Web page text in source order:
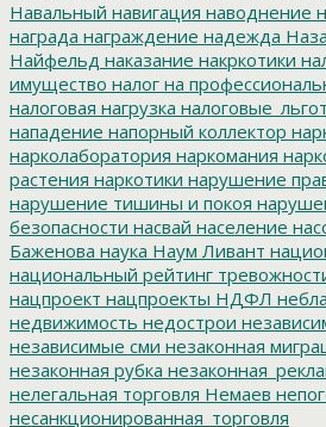
Навальный навигация наводнение
награда награждение надежда
Найфельд наказание накркотики
имущество налог на
налоговая нагрузка
нападение напорный коллектор
нарколаборатория наркомания
растения наркотики нарушение
нарушение тишины и покоя
безопасности насвай население
Баженова наука Наум Ливант
национальный рейтинг
нацпроект нацпроекты НДФЛ
недвижимость недострои
независимые сми незаконная
незаконная рубка
нелегальная торговля Немаев
несанкционированная_торговля